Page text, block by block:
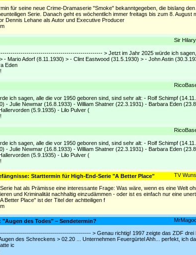
für seine neue Crime-Dramaserie "Smoke" bekanntgegeben, die bislang
Serie. Danach geht es wöchentlich immer freitags bis zum 8.
Dennis Lehane als Autor und Executive Producer
Sir
> Jetzt im Jahr 2025 würde ich
- Mario Adorf (8.11.1930) > - Clint Eastwood (31.5.1930) > - John Astin
Eden
ich sagen, alle die vor 1950 geboren sind, sind sehr alt: - Rolf Schimpf
- Julie Newmar (16.8.1933) - William Shatner (22.3.1931) - Barbara Eden
(5.9.1935) - Lilo Pulver (
ich sagen, alle die vor 1950 geboren sind, sind sehr alt: - Rolf Schimpf
- Julie Newmar (16.8.1933) - William Shatner (22.3.1931) - Barbara Eden
(5.9.1935) - Lilo Pulver (
TV
Starttermin für High-End-Serie "A Better Place"
hat als Prämisse eine interessante Frage: Was wäre, wenn es eine Welt
und Kriminalität nachhaltig einzudämmen - oder ist es einfach nur eine
Better Place" ist der Titel der achtteiligen f
"Augen des Todes" – Sendetermin?
> Genau richtig! 1997 zeigte das ZDF drei
des Schreckens > 02.20 ... Unternehmen Feuergürtel Ahh... perfekt, ich
ic